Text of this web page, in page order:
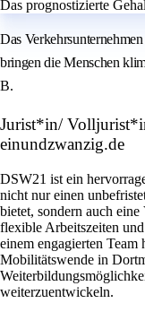
Das prognostizierte
Das
bringen die Menschen
B.
Jurist*in/
einundzwanzig.de
DSW21 ist ein
nicht nur einen
bietet, sondern auch
flexible Arbeitszeiten
einem engagierten
Mobilitätswende in
weiterzuentwickeln.